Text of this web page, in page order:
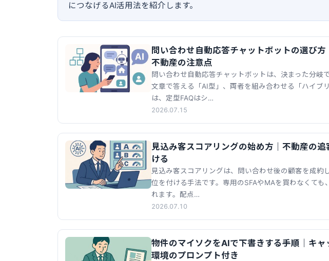
につなげるAI活用法を紹介します。
問い合わせ自動応答チャットボットの選び
不動産の注意点
問い合わせ自動応答チャットボットは、決まった分岐
文章で答える「AI型」、両者を組み合わせる「ハイブ
は、定型FAQはシ…
2026.07.15
見込み客スコアリングの始め方｜不動産の
ける
見込み客スコアリングは、問い合わせ後の顧客を成約
位を付ける手法です。専用のSFAやMAを買わなくても
れます。配点…
2026.07.10
物件のマイソクをAIで下書きする手順｜キ
環境のプロンプト付き